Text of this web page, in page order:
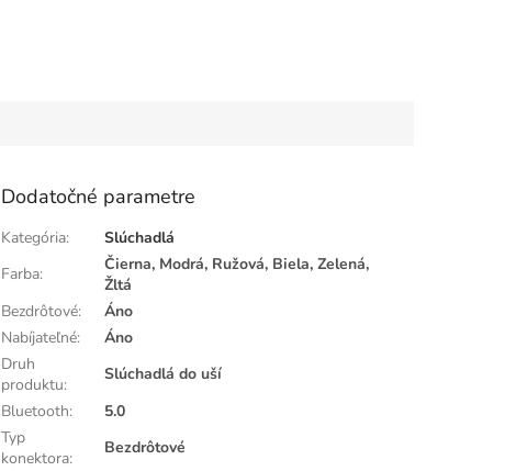
Dodatočné parametre
Kategória:
Slúchadlá
Farba:
Čierna, Modrá, Ružová, Biela, Zelená,
Žltá
Bezdrôtové:
Áno
Nabíjateľné:
Áno
Druh
produktu:
Slúchadlá do uší
Bluetooth:
5.0
Typ
konektora:
Bezdrôtové